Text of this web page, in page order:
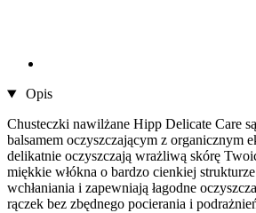
Opis
Chusteczki nawilżane Hipp Delicate Care
balsamem oczyszczającym z organicznym
delikatnie oczyszczają wrażliwą skórę
miękkie włókna o bardzo cienkiej
wchłaniania i zapewniają łagodne
rączek bez zbędnego pocierania i